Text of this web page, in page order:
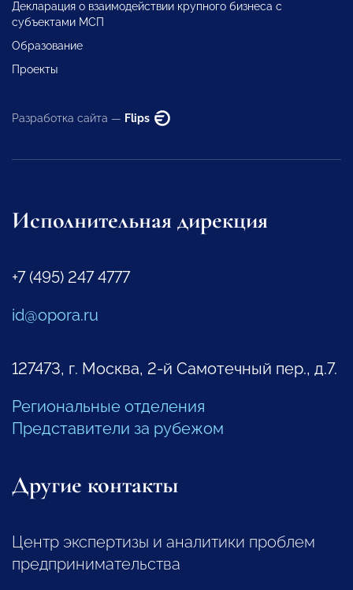
Декларация о взаимодействии крупного бизнеса с
субъектами МСП
Образование
Проекты
Разработка сайта — Flips
Исполнительная дирекция
+7 (495) 247 4777
id@opora.ru
127473, г. Москва, 2-й Самотечный пер., д.7.
Региональные отделения
Представители за рубежом
Другие контакты
Центр экспертизы и аналитики проблем
предпринимательства